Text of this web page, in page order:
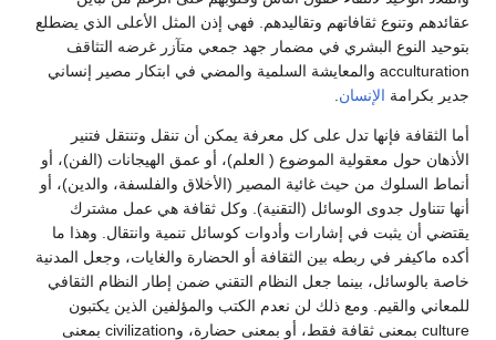
عقائدهم وتنوع ثقافاتهم وتقاليدهم. فهي إذن المثل الأعلى الذي يضطلع
بتوحيد النوع البشري في مضمار جهد جمعي متآزر غرضه التثاقف
acculturation والمعايشة السلمية والمضي في ابتكار مصير إنساني
جدير بكرامة الإنسان
أما الثقافة فإنها تدل على كل معرفة يمكن أن تنقل وتنتقل فتنير
الأذهان حول معقولية الموضوع ( العلم)، أو عمق الهيجانات (الفن)، أو
أنماط السلوك من حيث غائية المصير (الأخلاق والفلسفة، والدين)، أو
أنها تتناول جدوى الوسائل (التقنية). وكل ثقافة هي عمل مشترك
يقتضي أن يثبت في إشارات وأدوات كوسائل تنمية وانتقال. وهذا ما
أكده ماكيفر في ربطه بين الثقافة أو الحضارة والغايات، وجعل المدنية
خاصة بالوسائل، بينما جعل النظام التقني ضمن إطار النظام الثقافي
للمعاني والقيم. ومع ذلك لن نعدم الكتب والمؤلفين الذين يكتبون
culture بمعنى ثقافة فقط، أو بمعنى حضارة، وcivilization بمعنى